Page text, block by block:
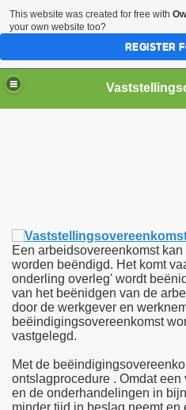
Een arbeidsovereenkomst
worden beëndigd. Het komt
onderling overleg' wordt
van het beënidgen van de
door de werkgever en
beëindigingsovereenkomst
vastgelegd.
Met de
ontslagprocedure . Omdat
en de onderhandelingen in
minder tijd in beslag neemt
This website was created for free with
your own website too?
REGISTER